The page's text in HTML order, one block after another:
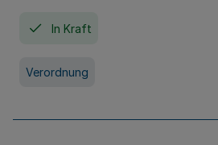
In Kraft
Verordnung